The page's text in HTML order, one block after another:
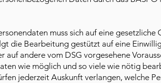
muss sich auf eine gesetzliche
die Bearbeitung gestützt auf eine
auf andere vom DSG vorgesehene
wie möglich und so viele wie nötig
jederzeit Auskunft verlangen, welche